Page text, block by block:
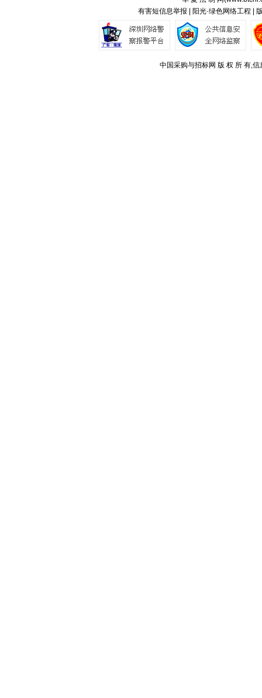
有害短信息举报 | 阳光·绿色网络工程 |
中国采购与招标网 版 权 所 有,